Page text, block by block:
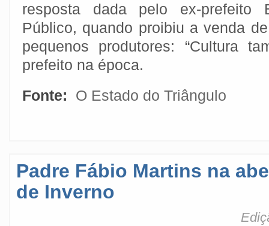
resposta dada pelo ex-prefeito
Público, quando proibiu a venda
pequenos produtores: “Cultura
prefeito na época.
Fonte:
O Estado do Triângulo
Padre Fábio Martins na
de Inverno